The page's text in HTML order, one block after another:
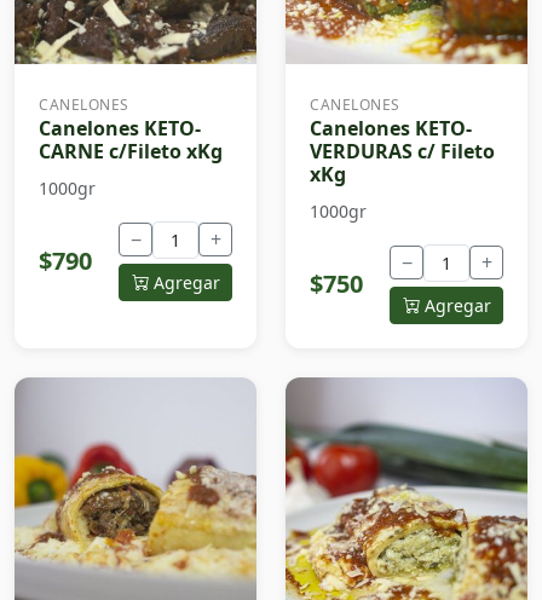
CANELONES
Canelones KETO-
CARNE c/Fileto xKg
1000gr
$790
− +
Agregar
CANELONES
Canelones KETO-
VERDURAS c/ Fileto
xKg
1000gr
$750
− +
Agregar